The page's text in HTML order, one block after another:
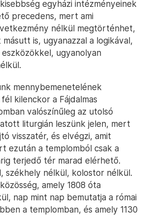
egyházi intézményeinek
precedens, mert ami
nélkül megtörténhet,
is, ugyanazzal a logikával,
ugyanolyan
mennybemenetelének
kilenckor a Fájdalmas
valószínűleg az utolsó
liturgián leszünk jelen, mert
visszatér, és elvégzi, amit
ezután a templomból csak a
terjedő tér marad elérhető.
székhely nélkül, kolostor nélkül.
amely 1808 óta
nap mint nap bemutatja a római
a templomban, és amely 1130